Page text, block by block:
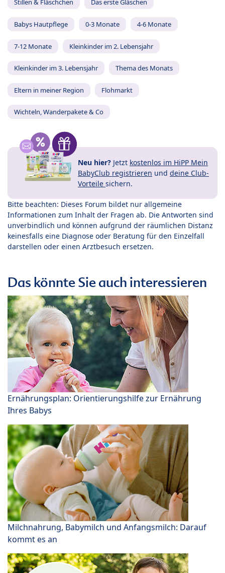
Stillen & Fläschchen Das erste Gläschen
Babys Hautpflege 0-3 Monate 4-6 Monate
7-12 Monate Kleinkinder im 2. Lebensjahr
Kleinkinder im 3. Lebensjahr Thema des Monats
Eltern in meiner Region Flohmarkt
Wichteln, Wanderpakete & Co
Neu hier? Jetzt kostenlos im HiPP Mein
BabyClub registrieren und deine Club-
Vorteile sichern.
Bitte beachten: Dieses Forum bildet nur allgemeine
Informationen zum Inhalt der Fragen ab. Die Antworten sind
unverbindlich und können aufgrund der räumlichen Distanz
keinesfalls eine Diagnose oder Beratung für den Einzelfall
darstellen oder einen Arztbesuch ersetzen.
Das könnte Sie auch interessieren
Ernährungsplan: Orientierungshilfe zur Ernährung
Ihres Babys
Milchnahrung, Babymilch und Anfangsmilch: Darauf
kommt es an